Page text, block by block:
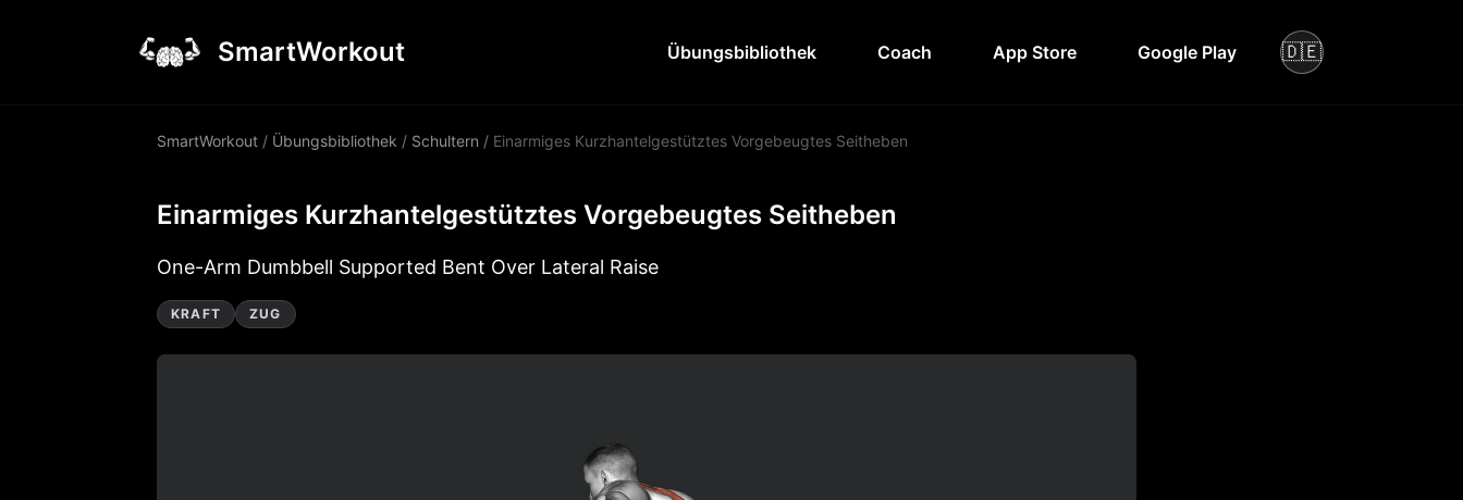
SmartWorkout Übungsbibliothek Coach App Store Google Play 🇩🇪
SmartWorkout / Übungsbibliothek / Schultern / Einarmiges Kurzhantelgestütztes Vorgebeugtes Seitheben
Einarmiges Kurzhantelgestütztes Vorgebeugtes Seitheben
One-Arm Dumbbell Supported Bent Over Lateral Raise
KRAFT ZUG